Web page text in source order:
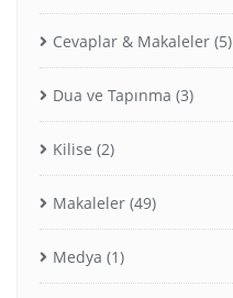
Cevaplar & Makaleler (5)
Dua ve Tapınma (3)
Kilise (2)
Makaleler (49)
Medya (1)